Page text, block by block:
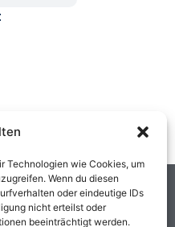
Technologien wie Cookies, um
Wenn du diesen
oder eindeutige IDs
nicht erteilst oder
beeinträchtigt werden.